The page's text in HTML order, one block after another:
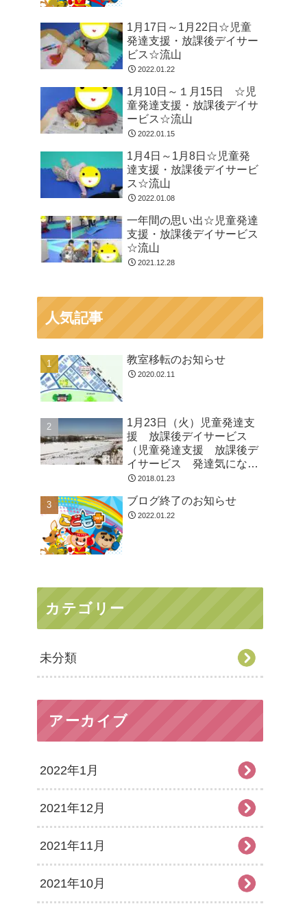
1月17日～1月22日☆児童
発達支援・放課後デイサー
ビス☆流山
2022.01.22
1月10日～１月15日 ☆児
童発達支援・放課後デイサ
ービス☆流山
2022.01.15
1月4日～1月8日☆児童発
達支援・放課後デイサービ
ス☆流山
2022.01.08
一年間の思い出☆児童発達
支援・放課後デイサービス
☆流山
2021.12.28
人気記事
教室移転のお知らせ
2020.02.11
1月23日（火）児童発達支
援 放課後デイサービス
（児童発達支援 放課後デ
イサービス 発達気にな
る 放デイ 自閉症 学習
スペルガー症候群
2018.01.23
ブログ終了のお知らせ
2022.01.22
カテゴリー
未分類
アーカイブ
2022年1月
2021年12月
2021年11月
2021年10月